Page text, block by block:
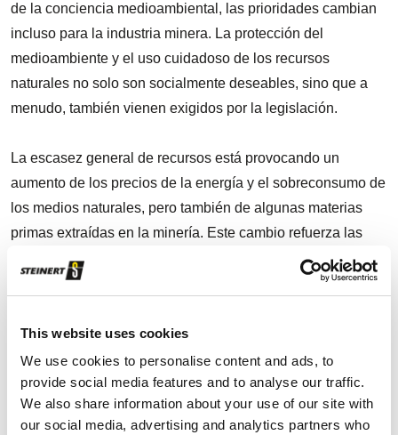
This website uses cookies
We use cookies to personalise content and ads, to
provide social media features and to analyse our traffic.
We also share information about your use of our site with
our social media, advertising and analytics partners who
de la conciencia medioambiental, las prioridades cambian
incluso para la industria minera. La protección del
medioambiente y el uso cuidadoso de los recursos
naturales no solo son socialmente deseables, sino que a
menudo, también vienen exigidos por la legislación.
La escasez general de recursos está provocando un
aumento de los precios de la energía y el sobreconsumo de
los medios naturales, pero también de algunas materias
primas extraídas en la minería. Este cambio refuerza las
ventajas inherentes de la separación basada en sensores
frente a los procesos utilizados hasta ahora. Debido a los
se puede conseguir un notable aumento de la eficiencia
mediante, por ejemplo, la preconcentración de materias
primas. Esto permite que la minería de baja ley sea
rentable, o que la minería secundaria, como el